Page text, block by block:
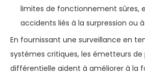
limites de fonctionnement sûres,
accidents liés à la surpression ou
En fournissant une surveillance en
systèmes critiques, les émetteurs de
différentielle aident à améliorer à la